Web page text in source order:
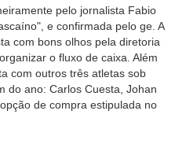
pelo jornalista Fabio
e confirmada pelo ge. A
com bons olhos pela diretoria
o fluxo de caixa. Além
com outros três atletas sob
do ano: Carlos Cuesta, Johan
de compra estipulada no